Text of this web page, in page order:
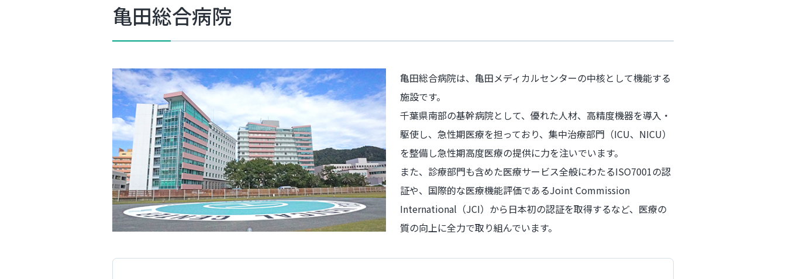
亀田総合病院
亀田総合病院は、亀田メディカルセンターの中核として機能する
施設です。
千葉県南部の基幹病院として、優れた人材、高精度機器を導入・
駆使し、急性期医療を担っており、集中治療部門（ICU、NICU）
を整備し急性期高度医療の提供に力を注いでいます。
また、診療部門も含めた医療サービス全般にわたるISO7001の認
証や、国際的な医療機能評価であるJoint Commission
International（JCI）から日本初の認証を取得するなど、医療の
質の向上に全力で取り組んでいます。